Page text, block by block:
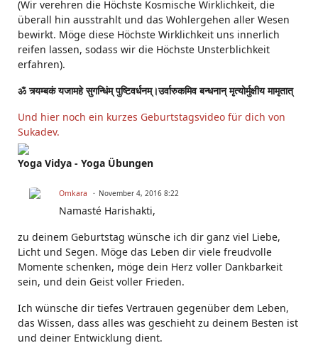
(Wir verehren die Höchste Kosmische Wirklichkeit, die
überall hin ausstrahlt und das Wohlergehen aller Wesen
bewirkt. Möge diese Höchste Wirklichkeit uns innerlich
reifen lassen, sodass wir die Höchste Unsterblichkeit
erfahren).
ॐ त्र्यम्बकं यजामहे सुगन्धिंम् पुष्टिवर्धनम्।उर्वारुकमिव बन्धनान् मृत्योर्मुक्षीय मामृतात्
Und hier noch ein kurzes Geburtstagsvideo für dich von
Sukadev.
Yoga Vidya - Yoga Übungen
Omkara November 4, 2016 8:22
Namasté Harishakti,
zu deinem Geburtstag wünsche ich dir ganz viel Liebe,
Licht und Segen. Möge das Leben dir viele freudvolle
Momente schenken, möge dein Herz voller Dankbarkeit
sein, und dein Geist voller Frieden.
Ich wünsche dir tiefes Vertrauen gegenüber dem Leben,
das Wissen, dass alles was geschieht zu deinem Besten ist
und deiner Entwicklung dient.